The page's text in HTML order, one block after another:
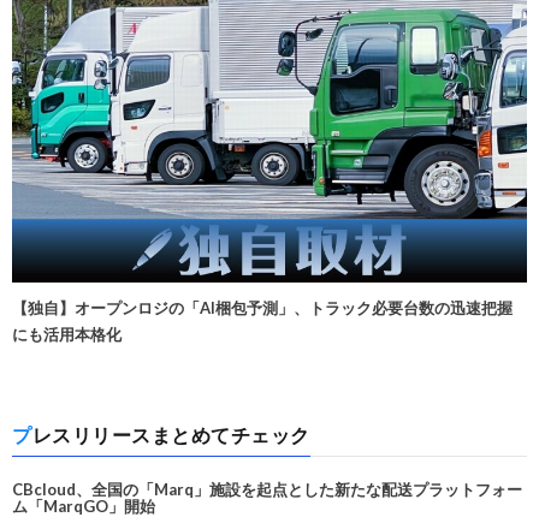
【独自】オープンロジの「AI梱包予測」、トラック必要台数の迅速把握
にも活用本格化
プレスリリースまとめてチェック
CBcloud、全国の「Marq」施設を起点とした新たな配送プラットフォー
ム「MarqGO」開始